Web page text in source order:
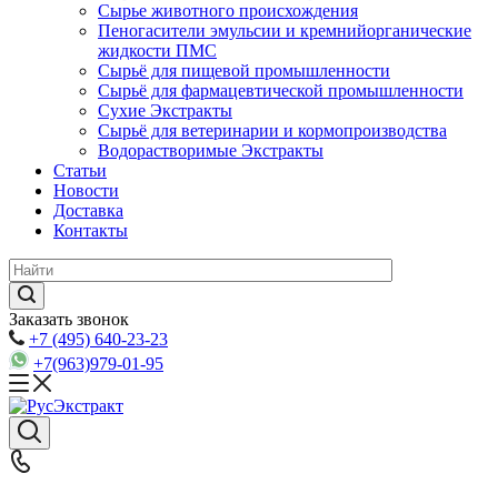
Сырье животного происхождения
Пеногасители эмульсии и кремнийорганические
жидкости ПМС
Сырьё для пищевой промышленности
Сырьё для фармацевтической промышленности
Сухие Экстракты
Сырьё для ветеринарии и кормопроизводства
Водорастворимые Экстракты
Статьи
Новости
Доставка
Контакты
Заказать звонок
+7 (495) 640-23-23
+7(963)979-01-95